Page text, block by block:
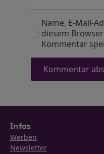
Name, E-Mail-
diesem
Kommentar
Infos
Werben
Newsletter